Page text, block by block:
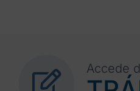
Accede